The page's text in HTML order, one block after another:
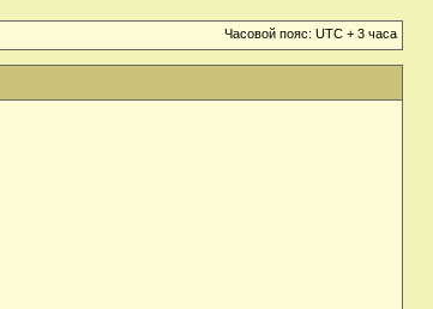
Часовой пояс: UTC + 3 часа